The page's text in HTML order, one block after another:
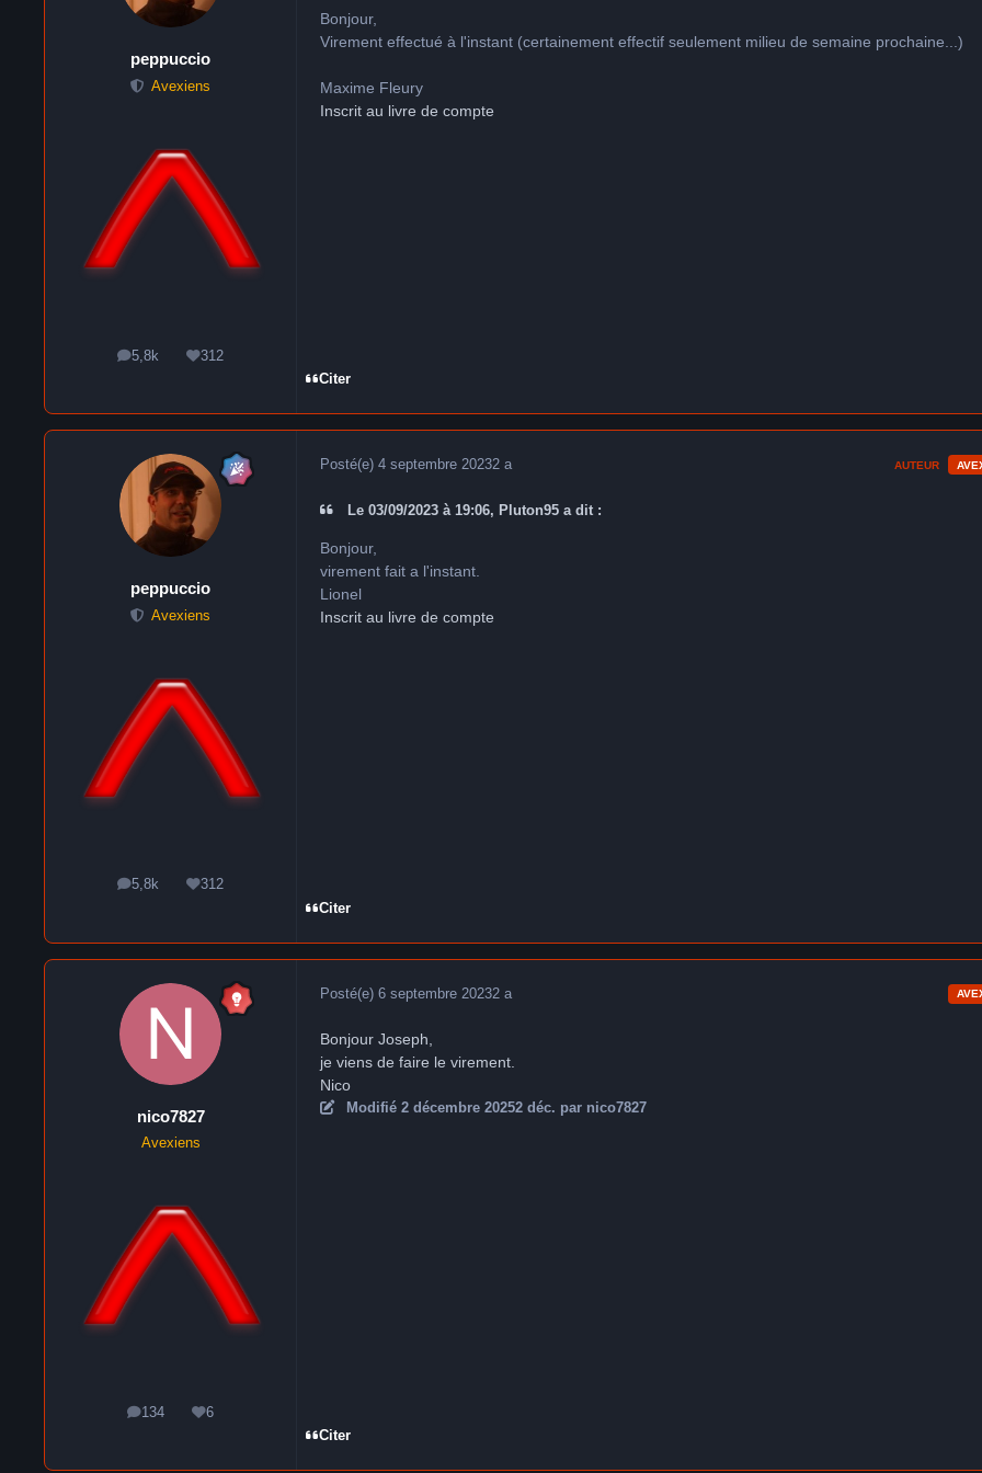
peppuccio
Avexiens
5,8k
messages312
Réputation
Bonjour,
Virement effectué à l'instant (certainement effectif seulement milieu de semaine prochaine...)
Maxime Fleury
Inscrit au livre de compte
Citer
peppuccio
Avexiens
5,8k
messages312
Réputation
Posté(e) 4 septembre 20232 a AUTEUR
Le 03/09/2023 à 19:06, Pluton95 a dit :
Bonjour,
virement fait a l'instant.
Lionel
Inscrit au livre de compte
Citer
nico7827
Avexiens
134
messages6
Réputation
Posté(e) 6 septembre 20232 a
Bonjour Joseph,
je viens de faire le virement.
Nico
Modifié 2 décembre 20252 déc. par nico7827
Citer